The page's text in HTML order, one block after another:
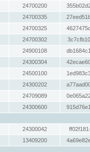
24700200
24700335
24700325
24700302
24900108
24300304
24500100
24300202
24709089
24300600
24300042
13409200